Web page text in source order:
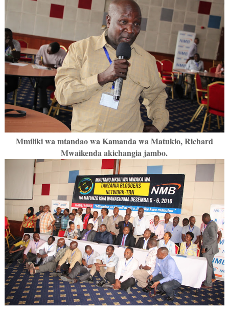
Mmiliki wa mtandao wa Kamanda wa Matukio, Richard
Mwaikenda akichangia jambo.